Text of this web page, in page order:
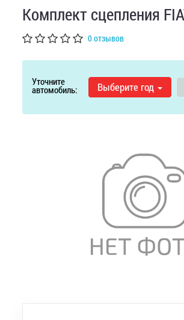
Комплект сцепления
0 отзывов
Уточните
автомобиль: Выберите год